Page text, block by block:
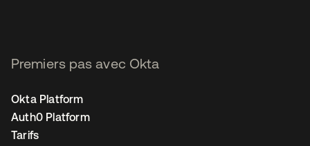
Premiers pas avec Okta
Okta Platform
Auth0 Platform
Tarifs